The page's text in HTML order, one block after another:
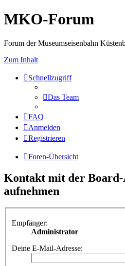
MKO-Forum
Forum der Museumseisenbahn
Zum Inhalt
Schnellzugriff
Das Team
FAQ
Anmelden
Registrieren
Foren-Übersicht
Kontakt mit der
aufnehmen
Empfänger:
Administrator
Deine E-Mail-Adresse: